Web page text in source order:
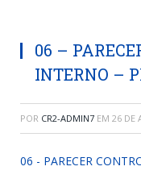
06 –
INTERNO –
POR CR2-ADMIN7 EM 26 DE
06 - PARECER